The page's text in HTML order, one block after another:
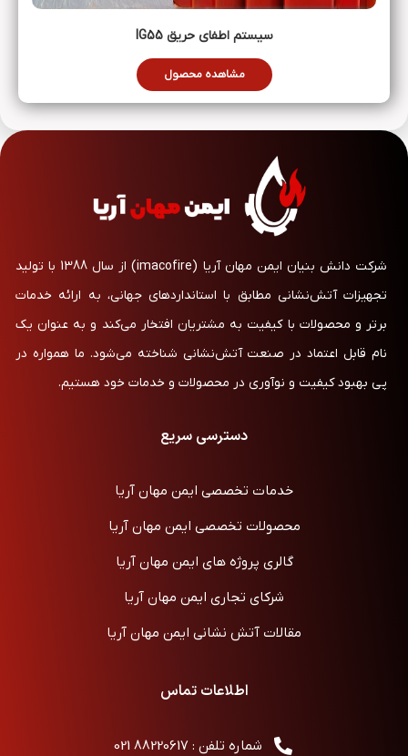
سیستم‌ اطفای حریق IG55
مشاهده محصول
شرکت دانش بنیان ایمن مهان آریا (imacofire) از سال 1388 با تولید
تجهیزات آتش‌نشانی مطابق با استانداردهای جهانی، به ارائه خدمات
برتر و محصولات با کیفیت به مشتریان افتخار می‌کند و به عنوان یک
نام قابل اعتماد در صنعت آتش‌نشانی شناخته می‌شود. ما همواره در
پی بهبود کیفیت و نوآوری در محصولات و خدمات خود هستیم.
دسترسی سریع
خدمات تخصصی ایمن مهان آریا
محصولات تخصصی ایمن مهان آریا
گالری پروژه های ایمن مهان آریا
شرکای تجاری ایمن مهان آریا
مقالات آتش نشانی ایمن مهان آریا
اطلاعات تماس
شماره تلفن : 88220617 021